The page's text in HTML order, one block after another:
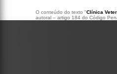
O conteúdo do texto "Clínica
autoral – artigo 184 do Código